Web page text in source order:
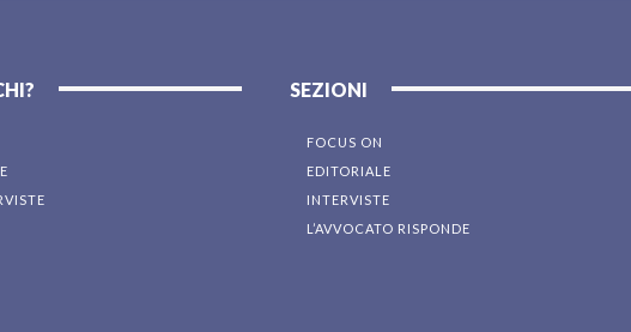
SEZIONI
FOCUS ON
EDITORIALE
INTERVISTE
L’AVVOCATO RISPONDE